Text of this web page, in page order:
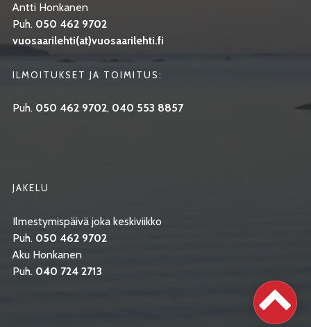
Antti Honkanen
Puh. 050 462 9702
vuosaarilehti(at)vuosaarilehti.fi
ILMOITUKSET JA TOIMITUS:
Puh. 050 462 9702, 040 553 8857
JAKELU
Ilmestymispäivä joka keskiviikko
Puh. 050 462 9702
Aku Honkanen
Puh. 040 724 2713